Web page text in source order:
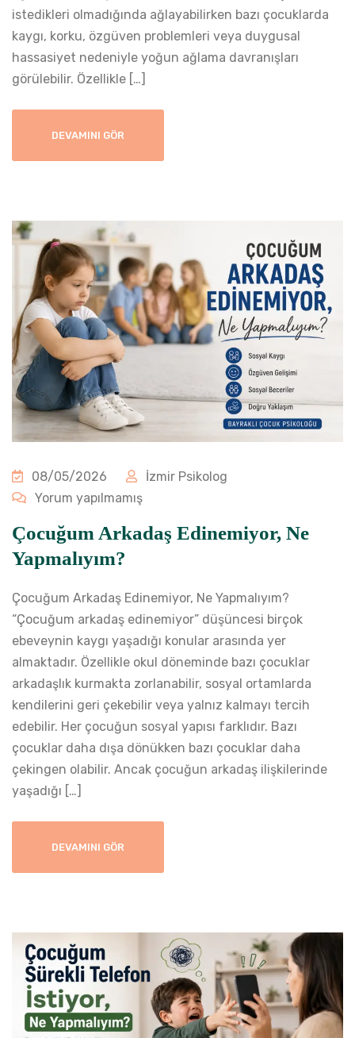
istedikleri olmadığında ağlayabilirken bazı çocuklarda
kaygı, korku, özgüven problemleri veya duygusal
hassasiyet nedeniyle yoğun ağlama davranışları
görülebilir. Özellikle […]
DEVAMINI GÖR
08/05/2026
İzmir Psikolog
Yorum yapılmamış
Çocuğum Arkadaş Edinemiyor, Ne
Yapmalıyım?
Çocuğum Arkadaş Edinemiyor, Ne Yapmalıyım?
“Çocuğum arkadaş edinemiyor” düşüncesi birçok
ebeveynin kaygı yaşadığı konular arasında yer
almaktadır. Özellikle okul döneminde bazı çocuklar
arkadaşlık kurmakta zorlanabilir, sosyal ortamlarda
kendilerini geri çekebilir veya yalnız kalmayı tercih
edebilir. Her çocuğun sosyal yapısı farklıdır. Bazı
çocuklar daha dışa dönükken bazı çocuklar daha
çekingen olabilir. Ancak çocuğun arkadaş ilişkilerinde
yaşadığı […]
DEVAMINI GÖR